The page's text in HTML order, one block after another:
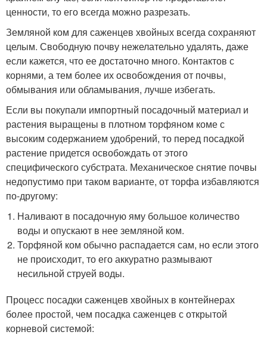
ценности, то его всегда можно разрезать.
Земляной ком для саженцев хвойных всегда сохраняют
целым. Свободную почву нежелательно удалять, даже
если кажется, что ее достаточно много. Контактов с
корнями, а тем более их освобождения от почвы,
обмывания или обламывания, лучше избегать.
Если вы покупали импортный посадочный материал и
растения выращены в плотном торфяном коме с
высоким содержанием удобрений, то перед посадкой
растение придется освобождать от этого
специфического субстрата. Механическое снятие почвы
недопустимо при таком варианте, от торфа избавляются
по-другому:
Наливают в посадочную яму большое количество
воды и опускают в нее земляной ком.
Торфяной ком обычно распадается сам, но если этого
не происходит, то его аккуратно размывают
несильной струей воды.
Процесс посадки саженцев хвойных в контейнерах
более простой, чем посадка саженцев с открытой
корневой системой: